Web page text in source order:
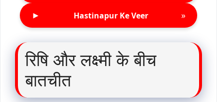
► Hastinapur Ke Veer »
रिषि और लक्ष्मी के बीच
बातचीत